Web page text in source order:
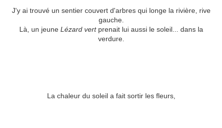
J'y ai trouvé un sentier couvert d'arbres qui longe la rivière, rive
gauche.
Là, un jeune Lézard vertprenait lui aussi le soleil... dans la
verdure.
La chaleur du soleil a fait sortir les fleurs,